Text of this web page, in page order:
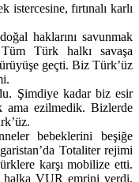
fırtınalı karlı
haklarını savunmak
Türk halkı savaşa
geçti. Biz Türk’üz
Şimdiye kadar biz esir
ama ezilmedik. Bizlerde
bebeklerini beşiğe
Totaliter rejimi
karşı mobilize etti.
halka VUR emrini verdi.